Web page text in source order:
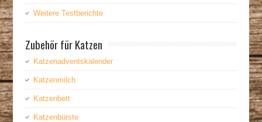
Weitere Testberichte
Zubehör für Katzen
Katzenadventskalender
Katzenmilch
Katzenbett
Katzenbürste